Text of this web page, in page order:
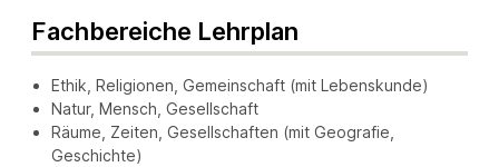
Fachbereiche Lehrplan
Ethik, Religionen, Gemeinschaft (mit Lebenskunde)
Natur, Mensch, Gesellschaft
Räume, Zeiten, Gesellschaften (mit Geografie,
Geschichte)